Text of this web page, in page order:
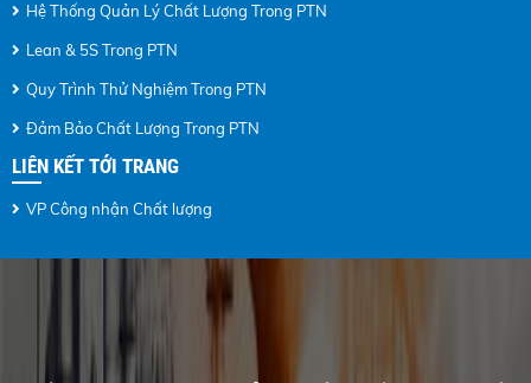
Hệ Thống Quản Lý Chất Lượng Trong PTN
Lean & 5S Trong PTN
Quy Trình Thử Nghiệm Trong PTN
Đảm Bảo Chất Lượng Trong PTN
LIÊN KẾT TỚI TRANG
VP Công nhận Chất lượng